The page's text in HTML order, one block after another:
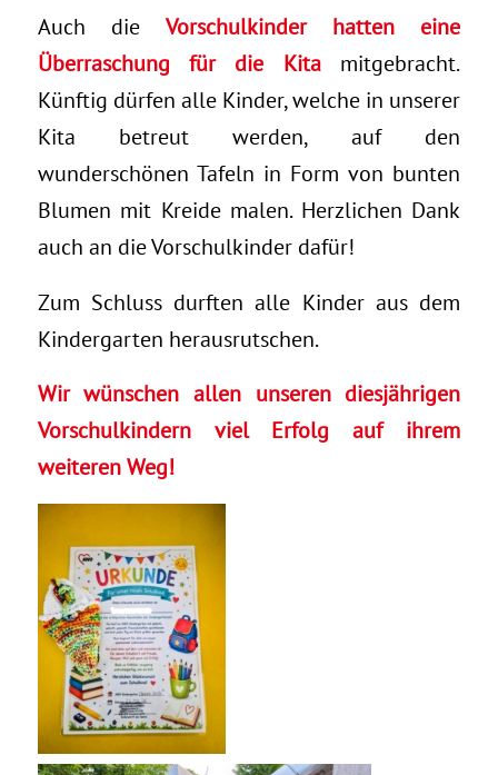
Auch die Vorschulkinder hatten eine
Überraschung für die Kitamitgebracht.
Künftig dürfen alle Kinder, welche in unserer
Kita betreut werden, auf den
wunderschönen Tafeln in Form von bunten
Blumen mit Kreide malen. Herzlichen Dank
auch an die Vorschulkinder dafür!
Zum Schluss durften alle Kinder aus dem
Kindergarten herausrutschen.
Wir wünschen allen unseren diesjährigen
Vorschulkindern viel Erfolg auf ihrem
weiteren Weg!